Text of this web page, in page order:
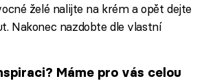
želé nalijte na krém a opět dejte
Nakonec nazdobte dle vlastní
Máme pro vás celou